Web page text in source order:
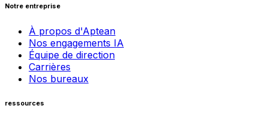
Notre entreprise
À propos d'Aptean
Nos engagements IA
Équipe de direction
Carrières
Nos bureaux
ressources